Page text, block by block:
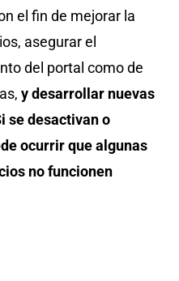
el fin de mejorar la
asegurar el
del portal como de
y desarrollar nuevas
se desactivan o
ocurrir que algunas
no funcionen